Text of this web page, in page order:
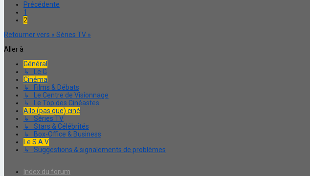
Précédente
1
2
Retourner vers « Séries TV »
Aller à
Général
↳ Le G
Cinéma
↳ Films & Débats
↳ Le Centre de Visionnage
↳ Le Top des Cinéastes
Allo (pas que) ciné
↳ Séries TV
↳ Stars & Célébrités
↳ Box-Office & Business
Le S.A.V
↳ Suggestions & signalements de problèmes
Index du forum